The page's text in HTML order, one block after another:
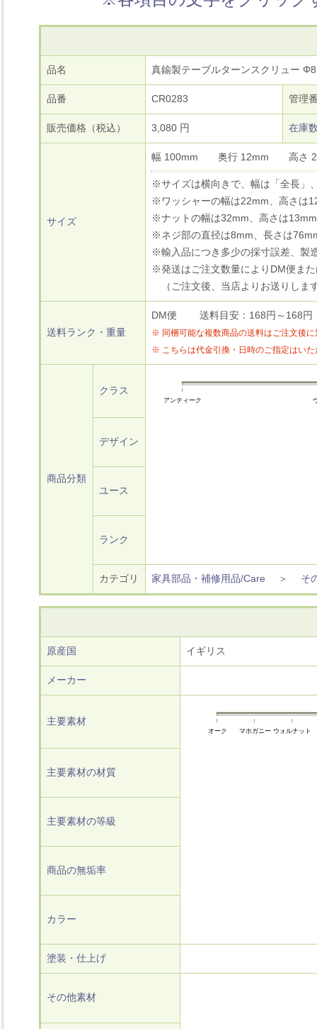
品名 真鍮製テーブルターンスクリュー
品番 CR0283 管理
販売価格（税込） 3,080 円 在庫
サイズ
幅 100mm 奥行 12mm 高
※サイズは横向きで、幅は「全長」
※ワッシャーの幅は22mm、高さは
※ナットの幅は32mm、高さは
※ネジ部の直径は8mm、長さは
※輸入品につき多少の採寸誤差、製
※発送はご注文数量によりDM便ま
（ご注文後、当店よりお送りしま
送料ランク・重量
DM便 送料目安：168円～168
※ 同梱可能な複数商品の送料はご注文後
※ こちらは代金引換・日時のご指定はい
商品分類
クラス
アンティーク
デザイン
ユース
ランク
カテゴリ 家具部品・補修用品/Care ＞ そ
原産国 イギリス
メーカー
主要素材
オーク マホガニー ウォルナット
主要素材の材質
主要素材の等級
商品の無垢率
カラー
塗装・仕上げ
その他素材